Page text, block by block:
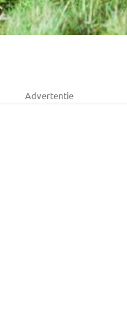
Advertentie